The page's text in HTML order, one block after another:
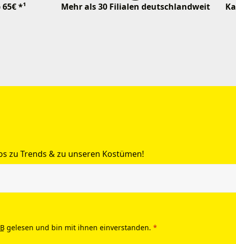
*¹ Mehr als 30 Filialen deutschlandweit
zu Trends & zu unseren Kostümen!
gelesen und bin mit ihnen einverstanden. *